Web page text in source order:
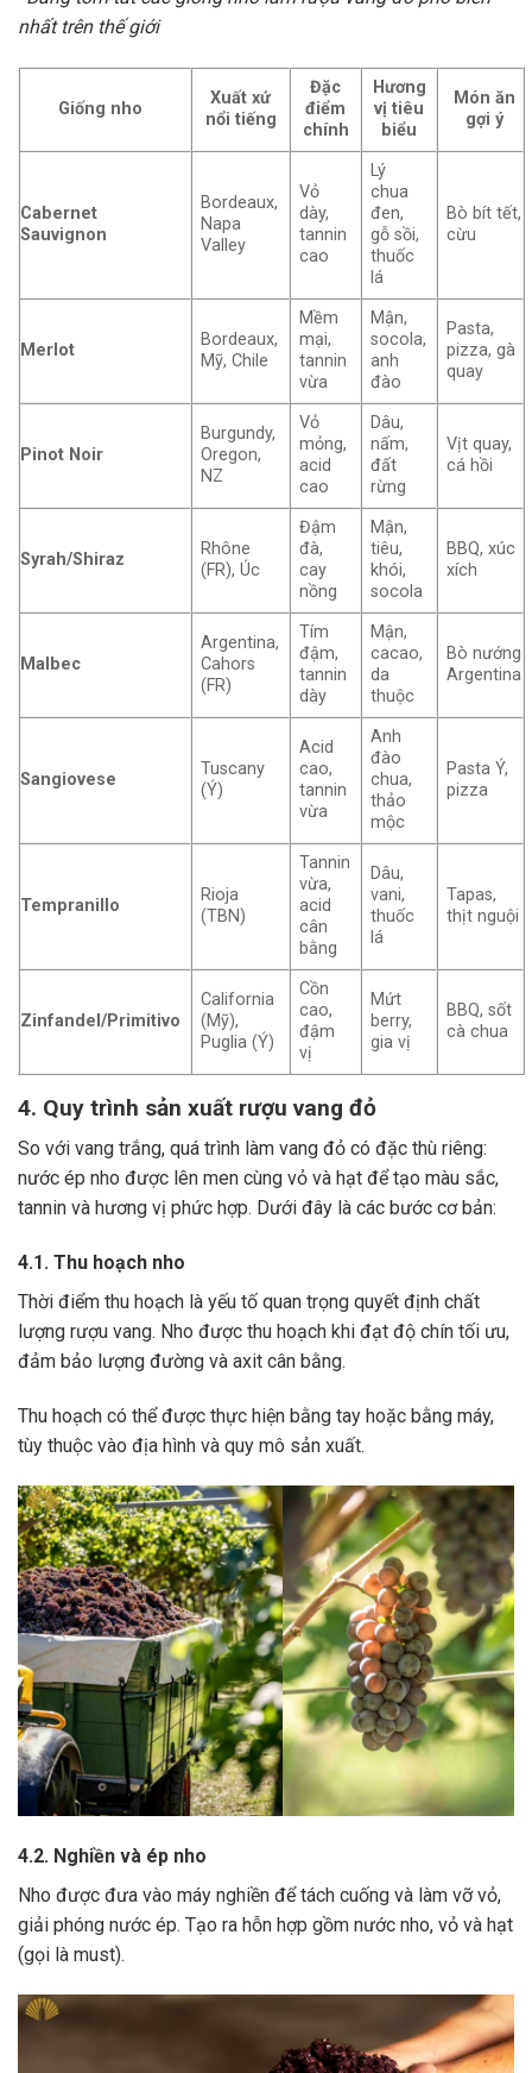
nhất trên thế giới
Giống nho
Xuất xứ
nổi tiếng
Đặc
điểm
chính
Hương
vị tiêu
biểu
Món ăn
gợi ý
Cabernet
Sauvignon
Bordeaux,
Napa
Valley
Vỏ
dày,
tannin
cao
Lý
chua
đen,
gỗ sồi,
thuốc
lá
Bò bít tết,
cừu
Merlot
Bordeaux,
Mỹ, Chile
Mềm
mại,
tannin
vừa
Mận,
socola,
anh
đào
Pasta,
pizza, gà
quay
Pinot Noir
Burgundy,
Oregon,
NZ
Vỏ
mỏng,
acid
cao
Dâu,
nấm,
đất
rừng
Vịt quay,
cá hồi
Syrah/Shiraz
Rhône
(FR), Úc
Đậm
đà,
cay
nồng
Mận,
tiêu,
khói,
socola
BBQ, xúc
xích
Malbec
Argentina,
Cahors
(FR)
Tím
đậm,
tannin
dày
Mận,
cacao,
da
thuộc
Bò nướng
Argentina
Sangiovese
Tuscany
(Ý)
Acid
cao,
tannin
vừa
Anh
đào
chua,
thảo
mộc
Pasta Ý,
pizza
Tempranillo
Rioja
(TBN)
Tannin
vừa,
acid
cân
bằng
Dâu,
vani,
thuốc
lá
Tapas,
thịt nguội
Zinfandel/Primitivo
California
(Mỹ),
Puglia (Ý)
Cồn
cao,
đậm
vị
Mứt
berry,
gia vị
BBQ, sốt
cà chua
4. Quy trình sản xuất rượu vang đỏ
So với vang trắng, quá trình làm vang đỏ có đặc thù riêng:
nước ép nho được lên men cùng vỏ và hạt để tạo màu sắc,
tannin và hương vị phức hợp. Dưới đây là các bước cơ bản:
4.1. Thu hoạch nho
Thời điểm thu hoạch là yếu tố quan trọng quyết định chất
lượng rượu vang. Nho được thu hoạch khi đạt độ chín tối ưu,
đảm bảo lượng đường và axit cân bằng.
Thu hoạch có thể được thực hiện bằng tay hoặc bằng máy,
tùy thuộc vào địa hình và quy mô sản xuất.
4.2. Nghiền và ép nho
Nho được đưa vào máy nghiền để tách cuống và làm vỡ vỏ,
giải phóng nước ép. Tạo ra hỗn hợp gồm nước nho, vỏ và hạt
(gọi là must).